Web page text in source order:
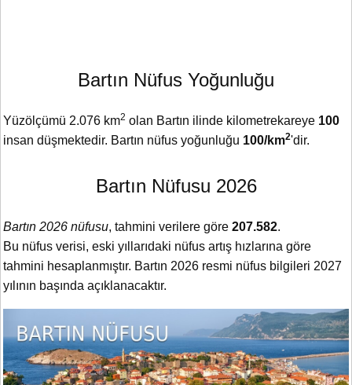
Bartın Nüfus Yoğunluğu
Yüzölçümü 2.076 km2 olan Bartın ilinde kilometrekareye 100
insan düşmektedir. Bartın nüfus yoğunluğu 100/km2'dir.
Bartın Nüfusu 2026
Bartın 2026 nüfusu, tahmini verilere göre 207.582.
Bu nüfus verisi, eski yıllarıdaki nüfus artış hızlarına göre
tahmini hesaplanmıştır. Bartın 2026 resmi nüfus bilgileri 2027
yılının başında açıklanacaktır.